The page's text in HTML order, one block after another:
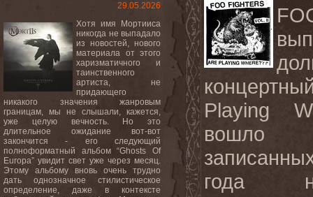
29.05.2026
Хотя имя Мортииса
никогда не выпадало
из новостей, нового
материала от этого
харизматичного и
таинственного
артиста, не
придающего
никакого значения жанровым
границам, мы не слышали, кажется,
уже целую вечность. Но это
длительное ожидание вот-вот
закончится - его следующий
полноформатный альбом “Ghosts Of
Europa” увидит свет уже через месяц.
Этому альбому вновь очень трудно
дать однозначное стилистическое
определение, даже в контексте
Playing
вошло
года